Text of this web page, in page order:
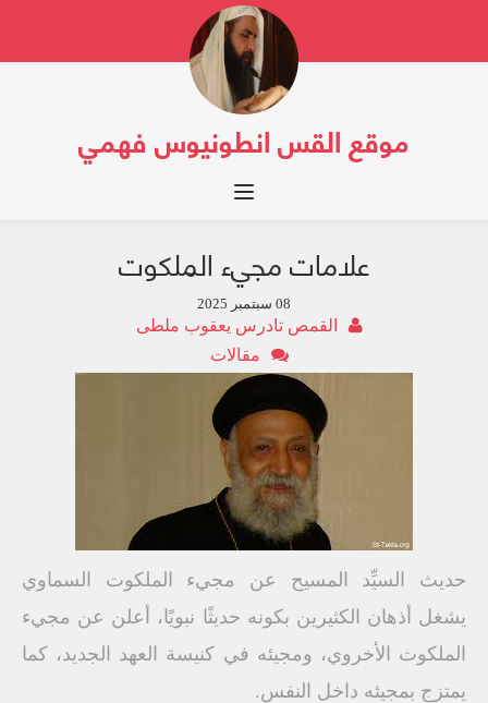
موقع القس انطونيوس فهمي
Toggle navigation
علامات مجيء الملكوت
08 سبتمبر 2025
القمص تادرس يعقوب ملطى
مقالات
حديث السيِّد المسيح عن مجيء الملكوت السماوي
يشغل أذهان الكثيرين بكونه حديثًا نبويًا، أعلن عن مجيء
الملكوت الأخروي، ومجيئه في كنيسة العهد الجديد، كما
يمتزج بمجيئه داخل النفس.